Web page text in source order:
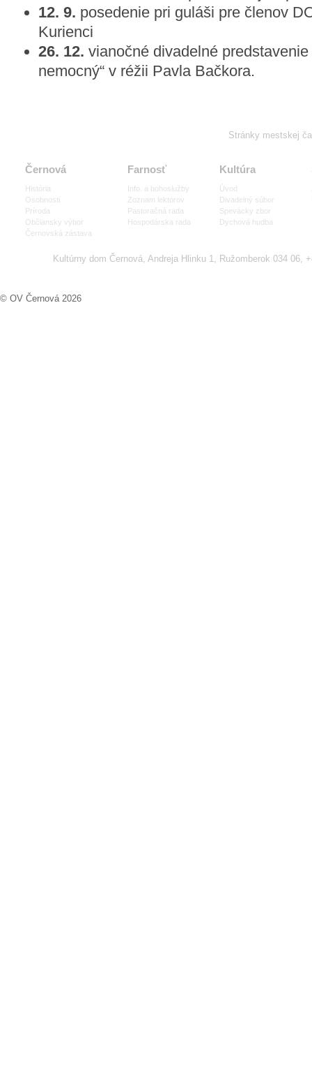
12. 9. posedenie pri guláši pre členov
Kurienci
26. 12. vianočné divadelné
nemocný“ v réžii Pavla Bačkora.
Stránky mestskej
Černová
História
Osobnosti
Príroda
Občiansky výbor
Černovská zástava
Farnosť
Info. a bohoslužby
Zoznam lektorov
Pastoračná rada
Hospodárska rada
Kultúra
Úvod
Divadelný súbor
Spevácky zbor
Dychová hudba
Kultúrny dom Černová, Andreja Hlinku 1, Ružomberok 034 06,
© OV Černová 2026